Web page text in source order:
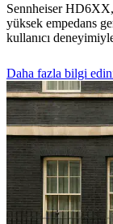
Sennheiser HD6XX,
yüksek empedans
kullanıcı
Daha fazla bilgi